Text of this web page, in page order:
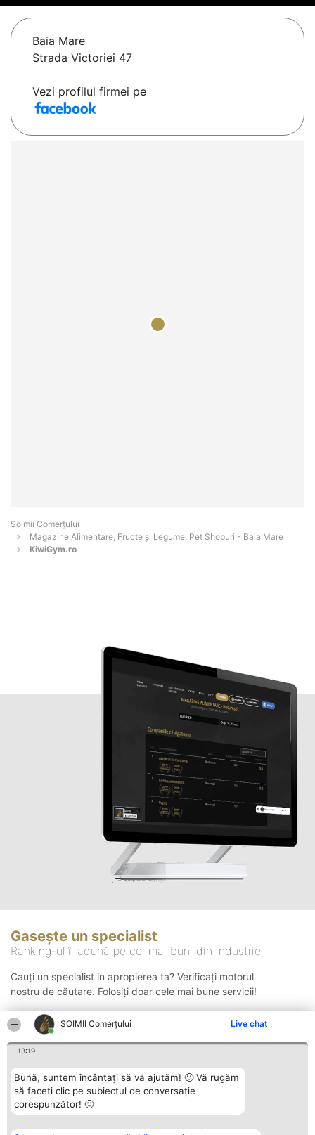
ȘOIMII Comerțului Live chat
13:19
Bună, suntem încântați să vă ajutăm! 🙂 Vă rugăm
să faceți clic pe subiectul de conversație
corespunzător! 🙂
Baia Mare
Strada Victoriei 47
Vezi profilul firmei pe
Șoimii Comerțului
Magazine Alimentare, Fructe și Legume, Pet Shopuri - Baia Mare
KiwiGym.ro
Gasește un specialist
Ranking-ul îi adună pe cei mai buni din industrie
Cauți un specialist in apropierea ta? Verificați motorul
nostru de căutare. Folosiți doar cele mai bune servicii!